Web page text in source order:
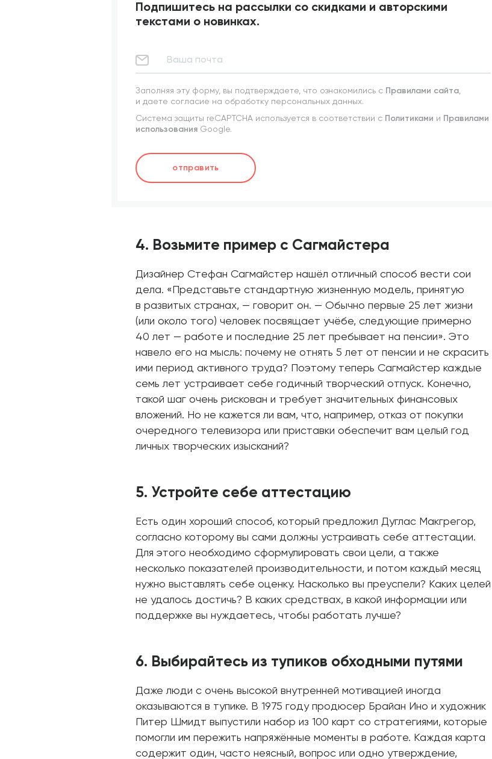
Подпишитесь на рассылки со скидками и авторскими
текстами о новинках.
Заполняя эту форму, вы подтверждаете, что ознакомились с Правилами сайта
и даете согласие на обработку персональных данных.
Система защиты reCAPTCHA используется в соответствии с Политиками и Правилами
использования Google.
отправить
4. Возьмите пример с Сагмайстера
Дизайнер Стефан Сагмайстер нашёл отличный способ вести сои
дела. «Представьте стандартную жизненную модель, принятую
в развитых странах, — говорит он. — Обычно первые 25 лет жизни
(или около того) человек посвящает учёбе, следующие примерно
40 лет — работе и последние 25 лет пребывает на пенсии». Это
навело его на мысль: почему не отнять 5 лет от пенсии и не скрасить
ими период активного труда? Поэтому теперь Сагмайстер каждые
семь лет устраивает себе годичный творческий отпуск. Конечно,
такой шаг очень рискован и требует значительных финансовых
вложений. Но не кажется ли вам, что, например, отказ от покупки
очередного телевизора или приставки обеспечит вам целый год
личных творческих изысканий?
5. Устройте себе аттестацию
Есть один хороший способ, который предложил Дуглас Макгрегор,
согласно которому вы сами должны устраивать себе аттестации.
Для этого необходимо сформулировать свои цели, а также
несколько показателей производительности, и потом каждый месяц
нужно выставлять себе оценку. Насколько вы преуспели? Каких целей
не удалось достичь? В каких средствах, в какой информации или
поддержке вы нуждаетесь, чтобы работать лучше?
6. Выбирайтесь из тупиков обходными путями
Даже люди с очень высокой внутренней мотивацией иногда
оказываются в тупике. В 1975 году продюсер Брайан Ино и художник
Питер Шмидт выпустили набор из 100 карт со стратегиями, которые
помогли им пережить напряжённые моменты в работе. Каждая карта
содержит один, часто неясный, вопрос или одно утверждение,